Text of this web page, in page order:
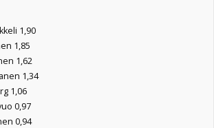
1,90
1,85
1,62
1,34
1,06
0,97
0,94